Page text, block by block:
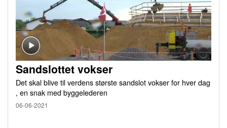
Sandslottet vokser
Det skal blive til verdens største sandslot vokser for hver dag
, en snak med byggelederen
06-06-2021